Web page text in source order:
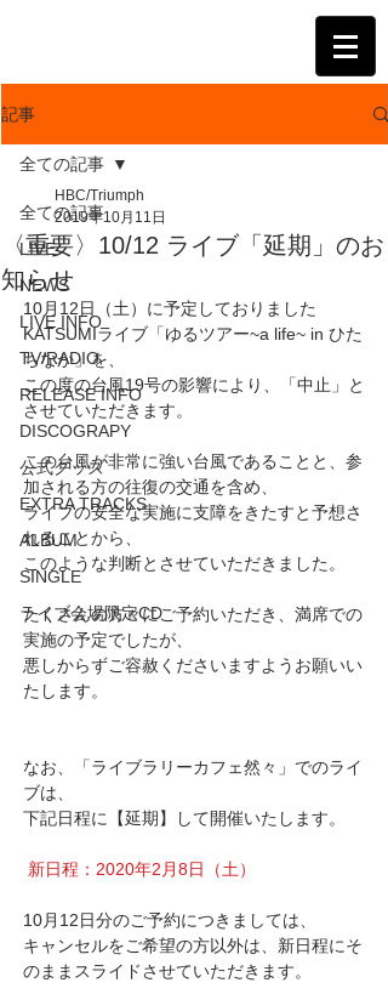
記事
全ての記事
LIVE
NEWS
LIVE INFO
TV/RADIO
RELEASE INFO
DISCOGRAPY
公式グッズ
EXTRA TRACKS
ALBUM
SINGLE
ライブ会場限定CD
全ての記事
〈重要〉10/12 ライブ「延期」のお
知らせ
HBC/Triumph
2019年10月11日
10月12日（土）に予定しておりました
KATSUMIライブ「ゆるツアー~a life~ in ひた
ちなか」を、
この度の台風19号の影響により、「中止」と
させていただきます。
この台風が非常に強い台風であることと、参
加される方の往復の交通を含め、
ライブの安全な実施に支障をきたすと予想さ
れることから、
このような判断とさせていただきました。
たくさんの方々にご予約いただき、満席での
実施の予定でしたが、
悪しからずご容赦くださいますようお願いい
たします。
なお、「ライブラリーカフェ然々」でのライ
ブは、
下記日程に【延期】して開催いたします。
新日程：2020年2月8日（土）
10月12日分のご予約につきましては、
キャンセルをご希望の方以外は、新日程にそ
のままスライドさせていただきます。